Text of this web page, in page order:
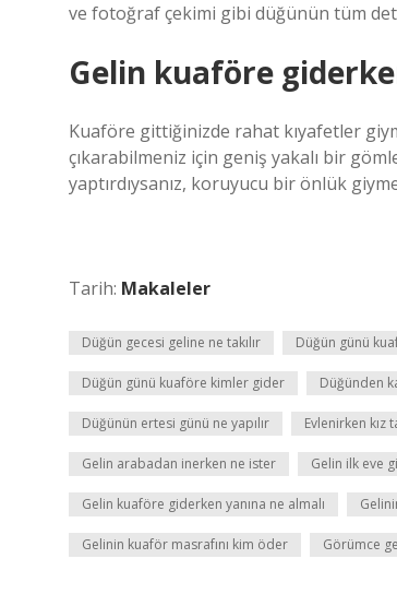
ve fotoğraf çekimi gibi düğünün tüm
Gelin kuaföre
Kuaföre gittiğinizde rahat kıyafetler
çıkarabilmeniz için geniş yakalı bir
yaptırdıysanız, koruyucu bir önlük
Tarih: Makaleler
Düğün gecesi geline ne takılır Düğün günü
Düğün günü kuaföre kimler gider Düğünden
Düğünün ertesi günü ne yapılır Evlenirken kız
Gelin arabadan inerken ne ister Gelin ilk eve
Gelin kuaföre giderken yanına ne almalı
Gelinin kuaför masrafını kim öder Görümce